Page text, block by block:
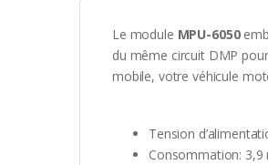
Le module MPU-6050
du même circuit DMP
mobile, votre véhicule
Tension
Consommation: 3,9